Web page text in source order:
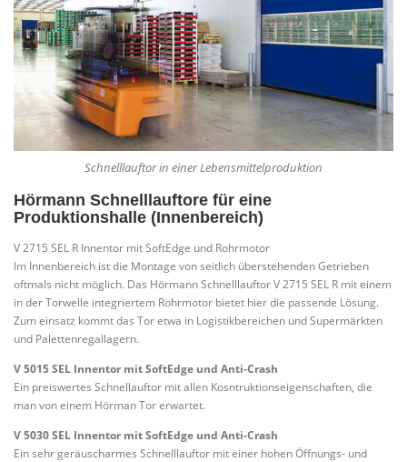
Schnelllauftor in einer Lebensmittelproduktion
Hörmann Schnelllauftore für eine
Produktionshalle (Innenbereich)
V 2715 SEL R Innentor mit SoftEdge und Rohrmotor
Im Innenbereich ist die Montage von seitlich überstehenden Getrieben
oftmals nicht möglich. Das Hörmann Schnelllauftor V 2715 SEL R mit einem
in der Torwelle integriertem Rohrmotor bietet hier die passende Lösung.
Zum einsatz kommt das Tor etwa in Logistikbereichen und Supermärkten
und Palettenregallagern.
V 5015 SEL Innentor mit SoftEdge und Anti-Crash
Ein preiswertes Schnellauftor mit allen Kosntruktionseigenschaften, die
man von einem Hörman Tor erwartet.
V 5030 SEL Innentor mit SoftEdge und Anti-Crash
Ein sehr geräuscharmes Schnelllauftor mit einer hohen Öffnungs- und